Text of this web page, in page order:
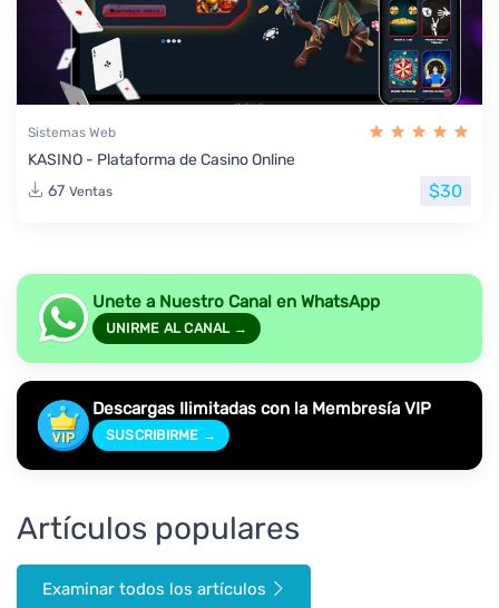
Sistemas Web
KASINO - Plataforma de Casino Online
67 Ventas $30
Unete a Nuestro Canal en WhatsApp
UNIRME AL CANAL →
Descargas Ilimitadas con la Membresía VIP
SUSCRIBIRME →
Artículos populares
Examinar todos los artículos